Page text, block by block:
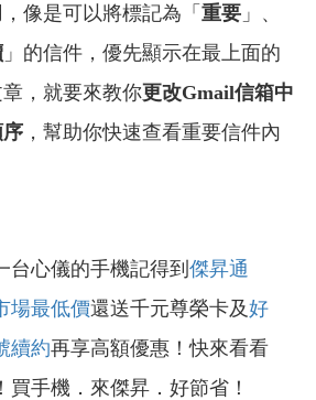
像是可以將標記為「 重要 」、
」的信件，優先顯示在最上面的
，就要來教你更改Gmail信箱中
，幫助你快速查看重要信件內
心儀的手機記得到 傑昇通
場最低價還送千元尊榮卡及好
續約再享高額優惠！快來看看
！買手機．來傑昇．好節省！